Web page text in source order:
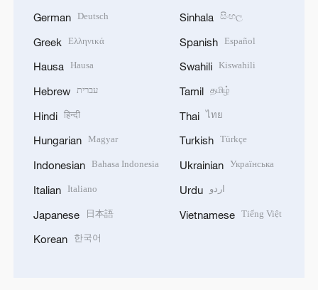
German Deutsch
Greek Ελληνικά
Hausa Hausa
Hebrew עברית
Hindi हिन्दी
Hungarian Magyar
Indonesian Bahasa Indonesia
Italian Italiano
Japanese 日本語
Korean 한국어
Sinhala සිංහල
Spanish Español
Swahili Kiswahili
Tamil தமிழ்
Thai ไทย
Turkish Türkçe
Ukrainian Українська
Urdu اردو
Vietnamese Tiếng Việt